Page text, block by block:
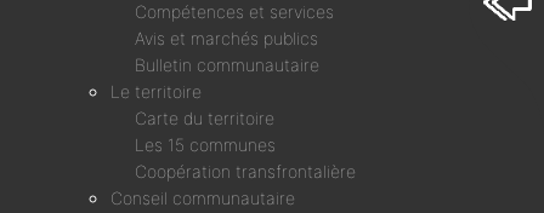
Compétences et services
Avis et marchés publics
Bulletin communautaire
Le territoire
Carte du territoire
Les 15 communes
Coopération transfrontalière
Conseil communautaire